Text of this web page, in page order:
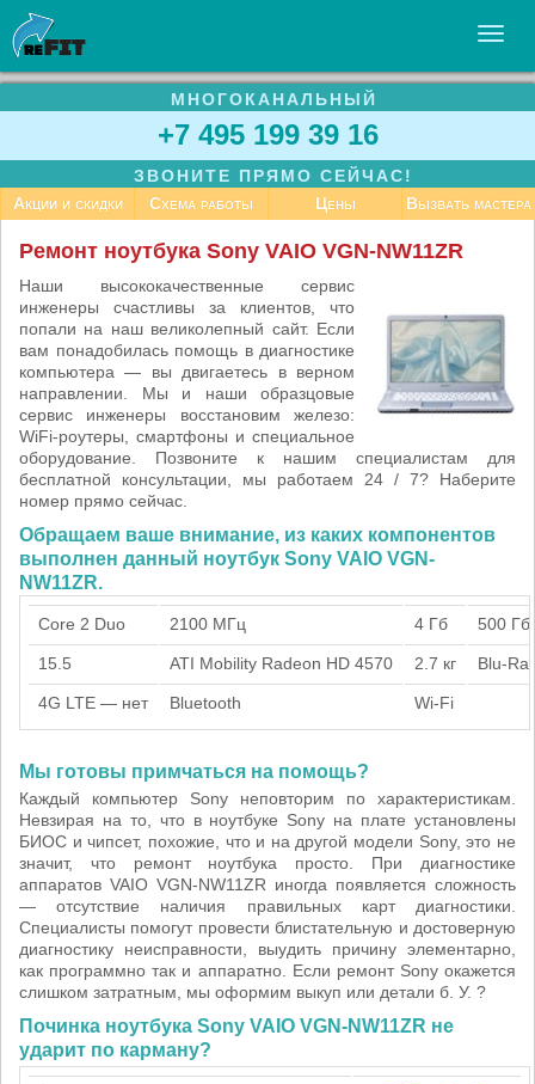
УСЛУГИ
БИЗНЕСУ
СТАТЬИ
МНОГОКАНАЛЬНЫЙ
+7 495 199 39 16
ЗВОНИТЕ ПРЯМО СЕЙЧАС!
Акции и скидки
Схема работы Цены Вызвать мастера
Ремонт ноутбука Sony VAIO VGN-NW11ZR
Наши высококачественные сервис
инженеры счастливы за клиентов, что
попали на наш великолепный сайт. Если
вам понадобилась помощь в диагностике
компьютера — вы двигаетесь в верном
направлении. Мы и наши образцовые
сервис инженеры восстановим железо:
WiFi-роутеры, смартфоны и специальное
оборудование. Позвоните к нашим специалистам для
бесплатной консультации, мы работаем 24 / 7? Наберите
номер прямо сейчас.
Обращаем ваше внимание, из каких компонентов
выполнен данный ноутбук Sony VAIO VGN-
NW11ZR.
Core 2 Duo 2100 МГц 4 Гб 500 Гб
15.5 ATI Mobility Radeon HD 4570 2.7 кг Blu-
4G LTE — нет Bluetooth Wi-Fi
Мы готовы примчаться на помощь?
Каждый компьютер Sony неповторим по характеристикам.
Невзирая на то, что в ноутбуке Sony на плате установлены
БИОС и чипсет, похожие, что и на другой модели Sony, это не
значит, что ремонт ноутбука просто. При диагностике
аппаратов VAIO VGN-NW11ZR иногда появляется сложность
— отсутствие наличия правильных карт диагностики.
Специалисты помогут провести блистательную и достоверную
диагностику неисправности, выудить причину элементарно,
как программно так и аппаратно. Если ремонт Sony окажется
слишком затратным, мы оформим выкуп или детали б. У. ?
Починка ноутбука Sony VAIO VGN-NW11ZR не
ударит по карману?